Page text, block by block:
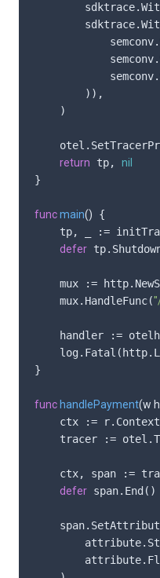
        )),
    )
return tp, nil
}
funcmain() {
tp, _ :=
defer
mux :=
    mux.HandleFunc(
handler :=
}
func handlePayment(w
ctx :=
tracer :=
ctx, span :=
defer span.End()